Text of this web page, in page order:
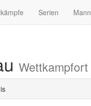
Serien
Wettkampfort